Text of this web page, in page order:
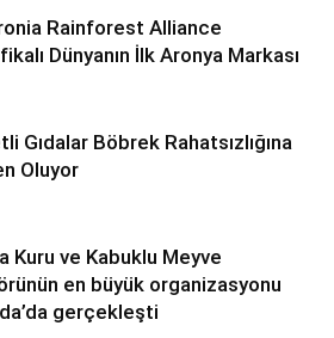
Rainforest Alliance
Dünyanın İlk Aronya Markası
Gıdalar Böbrek Rahatsızlığına
Oluyor
Kuru ve Kabuklu Meyve
en büyük organizasyonu
gerçekleşti